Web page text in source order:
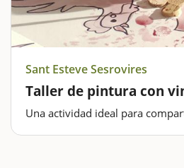
Sant Esteve Sesrovires
Taller de pintura con
Una actividad ideal para